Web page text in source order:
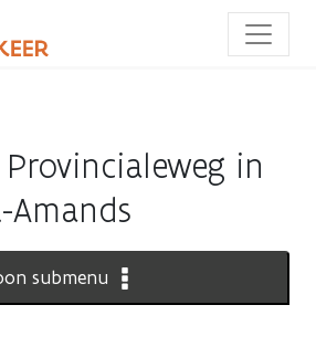
in
Amands
submenu